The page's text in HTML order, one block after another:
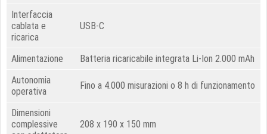
Interfaccia
cablata e
ricarica
USB-C
Alimentazione
Batteria ricaricabile integrata Li-Ion 2.000 mAh
Autonomia
operativa
Fino a 4.000 misurazioni o 8 h di funzionamento
Dimensioni
complessive
208 x 190 x 150 mm